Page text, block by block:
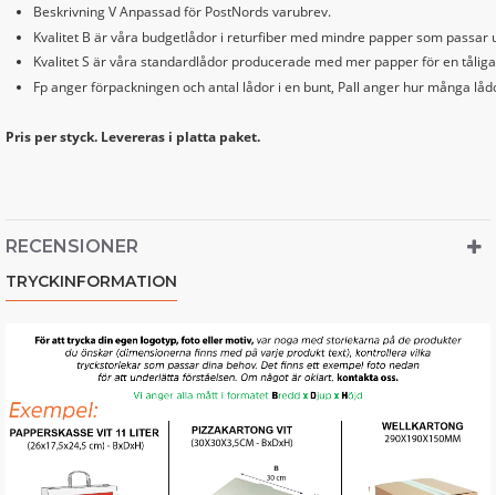
Beskrivning V Anpassad för PostNords varubrev.
Kvalitet B är våra budgetlådor i returfiber med mindre papper som
Kvalitet S är våra standardlådor producerade med mer papper för en
Fp anger förpackningen och antal lådor i en bunt, Pall anger hur många
Pris per styck. Levereras i platta paket.
RECENSIONER
TRYCKINFORMATION